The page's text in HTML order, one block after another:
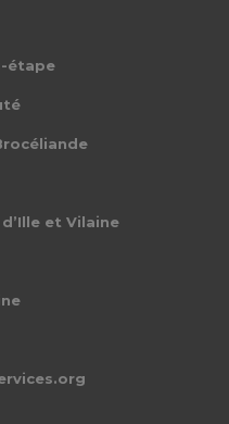
étape
et Vilaine